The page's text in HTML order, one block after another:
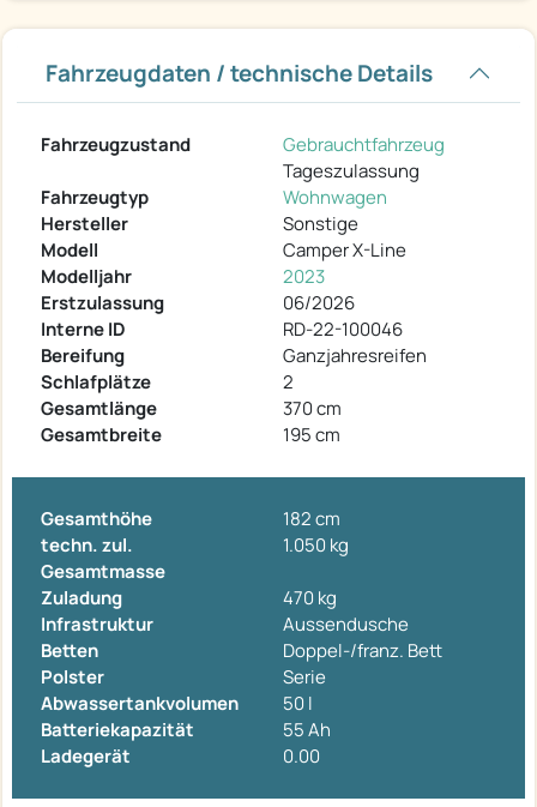
Fahrzeugdaten / technische Details
Fahrzeugzustand
Gebrauchtfahrzeug
Tageszulassung
Fahrzeugtyp
Wohnwagen
Hersteller
Sonstige
Modell
Camper X-Line
Modelljahr
2023
Erstzulassung
06/2026
Interne ID
RD-22-100046
Bereifung
Ganzjahresreifen
Schlafplätze
2
Gesamtlänge
370 cm
Gesamtbreite
195 cm
Gesamthöhe
182 cm
techn. zul.
Gesamtmasse
1.050 kg
Zuladung
470 kg
Infrastruktur
Aussendusche
Betten
Doppel-/franz. Bett
Polster
Serie
Abwassertankvolumen
50 l
Batteriekapazität
55 Ah
Ladegerät
0.00